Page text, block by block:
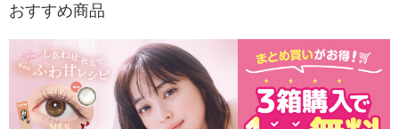
おすすめ商品